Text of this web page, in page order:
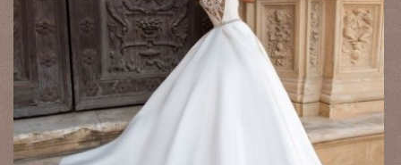
асимметричным разрезом
до середины бедра